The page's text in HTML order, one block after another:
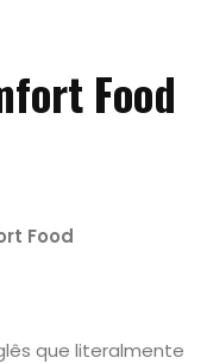
Food
Food
que literalmente